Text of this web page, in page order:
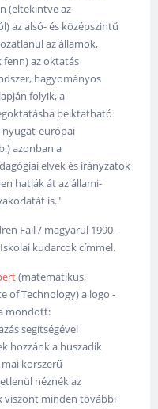
(eltekintve az
az alsó- és középszintű
az államok,
az oktatás
hagyományos
folyik, a
beiktatható
nyugat-európai
azonban a
elvek és irányzatok
hatják át az állami-
is."
Fail / magyarul 1990-
kudarcok címmel.
(matematikus,
of Technology) a logo -
mondott:
segítségével
hozzánk a huszadik
korszerű
néznék az
viszont minden további